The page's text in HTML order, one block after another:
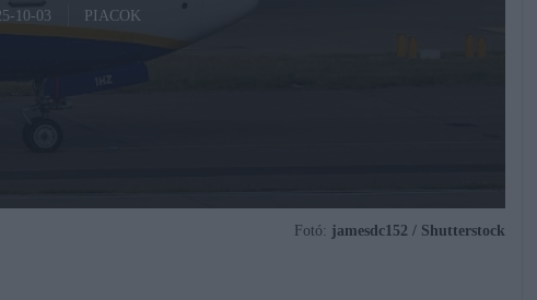
10-03 PIACOK
Fotó: jamesdc152 / Shutterstock